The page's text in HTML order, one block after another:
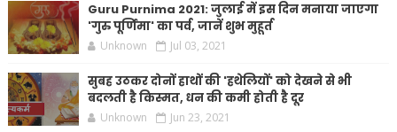
Guru Purnima 2021: जुलाई में इस दिन मनाया जाएगा
'गुरु पूर्णिमा' का पर्व, जानें शुभ मुहूर्त
Unknown Jul 03, 2021
सुबह उठकर दोनों हाथों की 'हथेलियों' को देखने से भी
बदलती है किस्मत, धन की कमी होती है दूर
Unknown Jun 23, 2021